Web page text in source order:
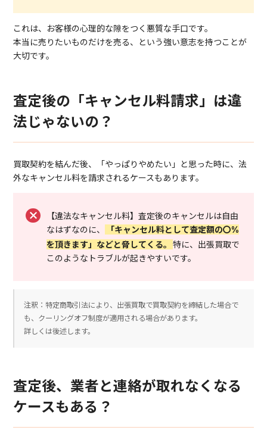
これは、お客様の心理的な隙をつく悪質な手口です。
本当に売りたいものだけを売る、という強い意志を持つことが
大切です。
査定後の「キャンセル料請求」は違
法じゃないの？
買取契約を結んだ後、「やっぱりやめたい」と思った時に、法
外なキャンセル料を請求されるケースもあります。
【違法なキャンセル料】査定後のキャンセルは自由
なはずなのに、
「キャンセル料として査定額の〇%
を頂きます」などと脅してくる。
特に、出張買取で
このようなトラブルが起きやすいです。
注釈：特定商取引法により、出張買取で買取契約を締結した場合で
も、クーリングオフ制度が適用される場合があります。
詳しくは後述します。
査定後、業者と連絡が取れなくなる
ケースもある？